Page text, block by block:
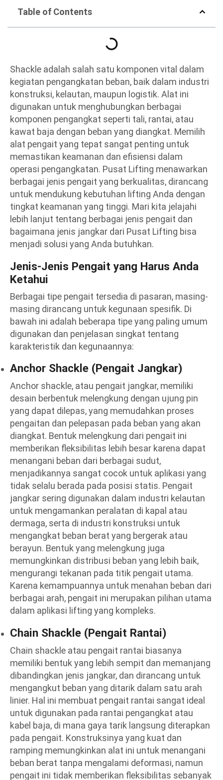
Table of Contents
Shackle adalah salah satu komponen vital dalam
kegiatan pengangkatan beban, baik dalam industri
konstruksi, kelautan, maupun logistik. Alat ini
digunakan untuk menghubungkan berbagai
komponen pengangkat seperti tali, rantai, atau
kawat baja dengan beban yang diangkat. Memilih
alat pengait yang tepat sangat penting untuk
memastikan keamanan dan efisiensi dalam
operasi pengangkatan. Pusat Lifting menawarkan
berbagai jenis pengait yang berkualitas, dirancang
untuk mendukung kebutuhan lifting Anda dengan
tingkat keamanan yang tinggi. Mari kita jelajahi
lebih lanjut tentang berbagai jenis pengait dan
bagaimana jenis jangkar dari Pusat Lifting bisa
menjadi solusi yang Anda butuhkan.
Jenis-Jenis Pengait yang Harus Anda
Ketahui
Berbagai tipe pengait tersedia di pasaran, masing-
masing dirancang untuk kegunaan spesifik. Di
bawah ini adalah beberapa tipe yang paling umum
digunakan dan penjelasan singkat tentang
karakteristik dan kegunaannya:
Anchor Shackle (Pengait Jangkar)
Anchor shackle, atau pengait jangkar, memiliki
desain berbentuk melengkung dengan ujung pin
yang dapat dilepas, yang memudahkan proses
pengaitan dan pelepasan pada beban yang akan
diangkat. Bentuk melengkung dari pengait ini
memberikan fleksibilitas lebih besar karena dapat
menangani beban dari berbagai sudut,
menjadikannya sangat cocok untuk aplikasi yang
tidak selalu berada pada posisi statis. Pengait
jangkar sering digunakan dalam industri kelautan
untuk mengamankan peralatan di kapal atau
dermaga, serta di industri konstruksi untuk
mengangkat beban berat yang bergerak atau
berayun. Bentuk yang melengkung juga
memungkinkan distribusi beban yang lebih baik,
mengurangi tekanan pada titik pengait utama.
Karena kemampuannya untuk menahan beban dari
berbagai arah, pengait ini merupakan pilihan utama
dalam aplikasi lifting yang kompleks.
Chain Shackle (Pengait Rantai)
Chain shackle atau pengait rantai biasanya
memiliki bentuk yang lebih sempit dan memanjang
dibandingkan jenis jangkar, dan dirancang untuk
mengangkut beban yang ditarik dalam satu arah
linier. Hal ini membuat pengait rantai sangat ideal
untuk digunakan pada rantai pengangkat atau
kabel baja, di mana gaya tarik langsung diterapkan
pada pengait. Konstruksinya yang kuat dan
ramping memungkinkan alat ini untuk menangani
beban berat tanpa mengalami deformasi, namun
pengait ini tidak memberikan fleksibilitas sebanyak